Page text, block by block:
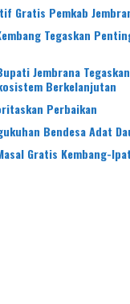
Gratis Pemkab
Tegaskan
Jembrana
Berkelanjutan
Perbaikan
Bendesa Adat
Gratis Kembang-